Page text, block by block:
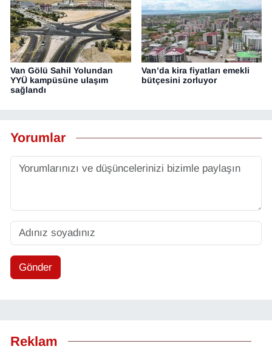
Van Gölü Sahil Yolundan
YYÜ kampüsüne ulaşım
sağlandı
Van’da kira fiyatları emekli
bütçesini zorluyor
Yorumlar
Gönder
Reklam